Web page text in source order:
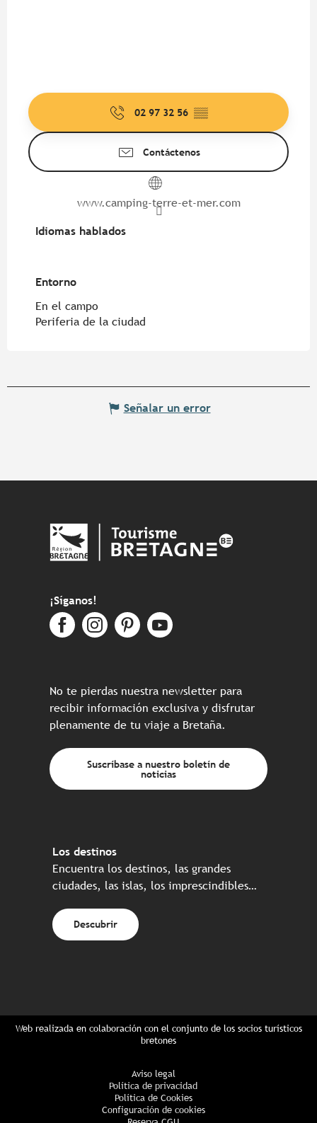
02 97 32 56 ▒▒
Contáctenos
www.camping-terre-et-mer.com
Idiomas hablados
Idiomas hablados
Entorno
Entorno
En el campo
Periferia de la ciudad
Señalar un error
¡Síganos!
No te pierdas nuestra newsletter para
recibir información exclusiva y disfrutar
plenamente de tu viaje a Bretaña.
Suscríbase a nuestro boletín de
noticias
Los destinos
Encuentra los destinos, las grandes
ciudades, las islas, los imprescindibles…
Descubrir
Web realizada en colaboración con el conjunto de los socios turísticos
bretones
Aviso legal
Política de privacidad
Política de Cookies
Configuración de cookies